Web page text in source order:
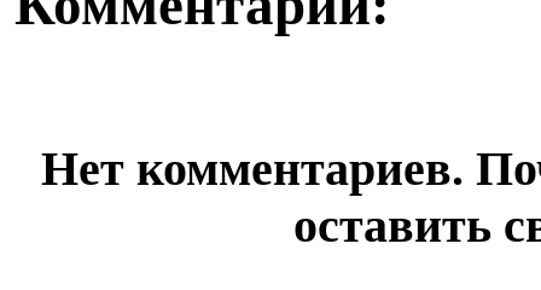
Нет комментариев.
оставить